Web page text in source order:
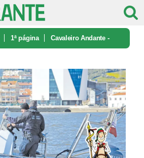
1ª página Cavaleiro Andante -